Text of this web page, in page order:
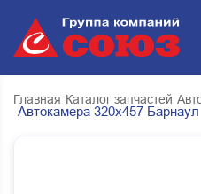
Главная Каталог запчастей
Автокамера 320х457 Барнаул